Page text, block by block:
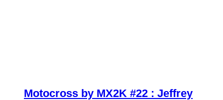
Motocross by MX2K #22 : Jeffrey